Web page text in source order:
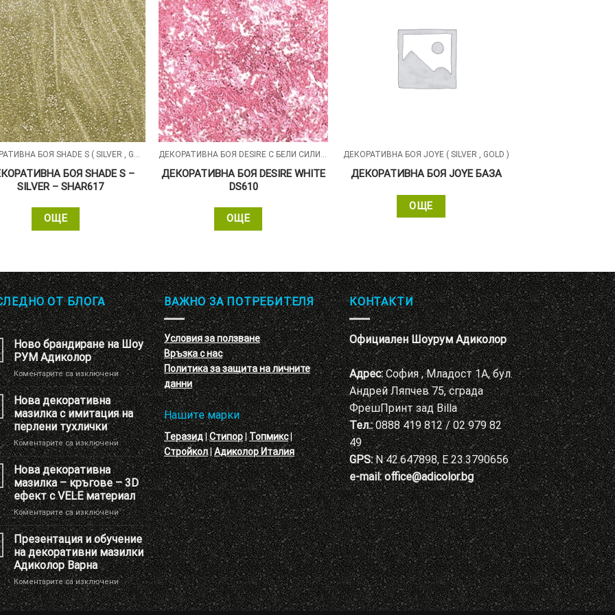
ДЕКОРАТИВНА БОЯ SHADE S ( SILVER , GOLD , ALUMIN ) СЪС ПЕРЛЕН ПЯСЪЧЕН ЕФЕКТ
БОЯ SHADE S –
SILVER – SHAR617
ОЩЕ
ДЕКОРАТИВНА БОЯ DESIRE С БЕЛИ СИЛИКОНОВИ ЧАСТИЦИ
ДЕКОРАТИВНА БОЯ DESIRE WHITE
DS610
ОЩЕ
ДЕКОРАТИВНА БОЯ JOYE ( SILVER , GOLD )
ДЕКОРАТИВНА БОЯ JOYE БАЗА
ОЩЕ
ОТ БЛОГА
Ново брандиране на Шоу
РУМ Адиколор
Коментарите са изключениза
Ново
брандиране
на
Шоу
РУМ
Адиколор
Нова декоративна
мазилка с имитация на
перлени тухлички
Коментарите са изключениза
Нова
декоративна
мазилка
с
имитация
на
перлени
тухлички
Нова декоративна
мазилка – кръгове – 3D
ефект с VELE материал
Коментарите са изключениза
Нова
декоративна
мазилка
–
кръгове
–
3D
ефект
Презентация и обучение
на декоративни мазилки
Адиколор Варна
Коментарите са изключениза
Презентация
и
ВАЖНО ЗА ПОТРЕБИТЕЛЯ
Условия за ползване
Връзка с нас
Политика за защита на личните
данни
Нашите марки
Теразид|Стипор|Топмикс|
Стройкол|Адиколор Италия
КОНТАКТИ
Официален Шоурум Адиколор
Адрес:София , Младост 1А, бул.
Андрей Ляпчев 75, сграда
ФрешПринт зад Billa
Тел.:0888 419 812 / 02 979 82
49
GPS:N 42.647898, E 23.3790656
e-mail: office@adicolor.bg